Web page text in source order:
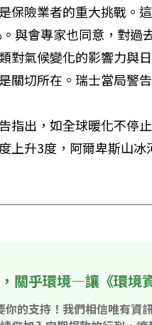
保險業者的重大挑戰。
與會專家也同意，對過
對氣候變化的影響力與
關切所在。瑞士當局警
指出，如全球暖化不停
上升3度，阿爾卑斯山冰
關乎環境—讓《環境
你的支持！我們相信唯有資